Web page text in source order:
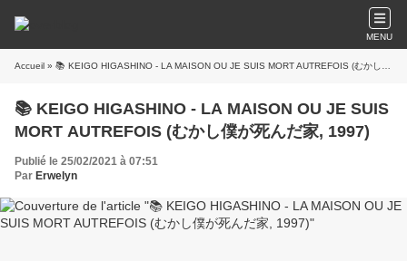
MENU
Accueil » 📚 KEIGO HIGASHINO - LA MAISON OU JE SUIS MORT AUTREFOIS (むかし僕が死んだ家, 1997)
📚 KEIGO HIGASHINO - LA MAISON OU JE SUIS
MORT AUTREFOIS (むかし僕が死んだ家, 1997)
Publié le 25/02/2021 à 07:51
Par Erwelyn